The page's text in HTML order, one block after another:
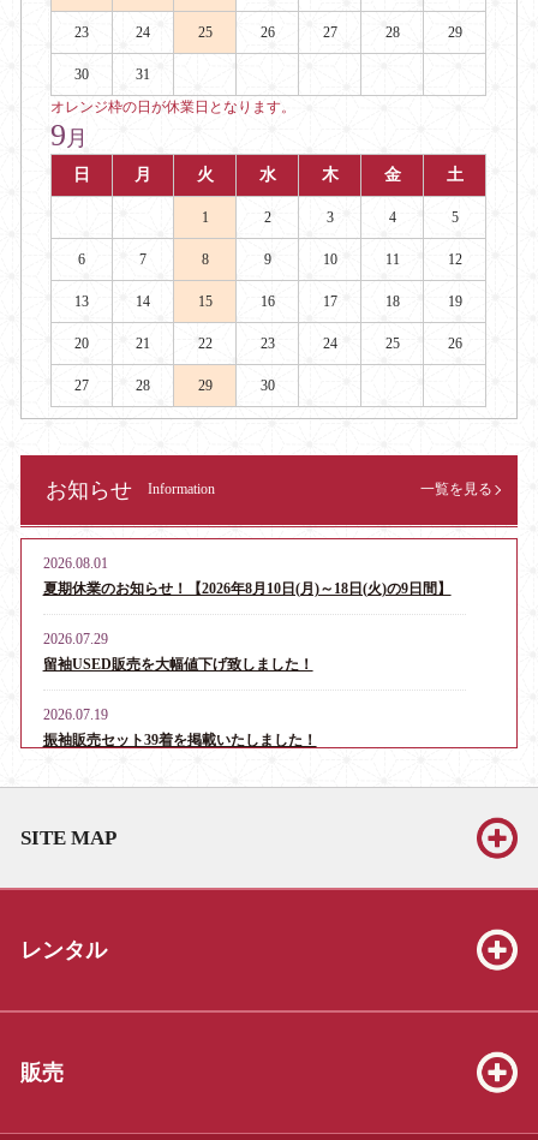
23 24 25 26 27 28 29
30
31
オレンジ枠の日が休業日となります。
9 月
日 月 火 水 木 金 土
1 2 3 4 5
6 7 8 9 10 11 12
13 14 15 16 17 18 19
20 21 22 23 24 25 26
27 28 29 30
お知らせ Information 一覧を見る
2026.08.01
夏期休業のお知らせ！【2026年8月10日(月)～18日(火)の9日間】
2026.07.29
留袖USED販売を大幅値下げ致しました！
2026.07.19
振袖販売セット39着を掲載いたしました！
2026.06.13
した！
2026.06.13
2026.06.13
した！
2026.05.23
SITE MAP
レンタル
販売